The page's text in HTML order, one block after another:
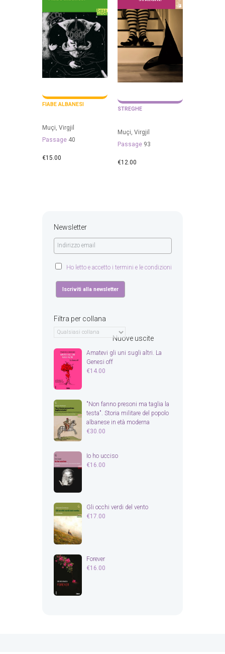
FIABE ALBANESI
Muçi, Virgjil
Passage 40
€15.00
STREGHE
Muçi, Virgjil
Passage 93
€12.00
Newsletter
Ho letto e accetto i termini e le condizioni
Filtra per collana
Nuove uscite
Amatevi gli uni sugli altri. La
Genesi off
€14.00
"Non fanno presoni ma taglia la
testa". Storia militare del popolo
albanese in età moderna
€30.00
Io ho ucciso
€16.00
Gli occhi verdi del vento
€17.00
Forever
€16.00